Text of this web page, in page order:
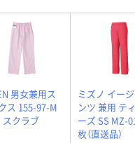
男女兼用ス
ス 155-97-M
クラブ
ミズノ イー
ンツ 兼用 テ
ーズ SS MZ-
枚（直送品）